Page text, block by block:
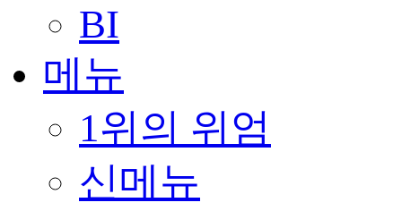
BI
메뉴
1위의 위엄
신메뉴